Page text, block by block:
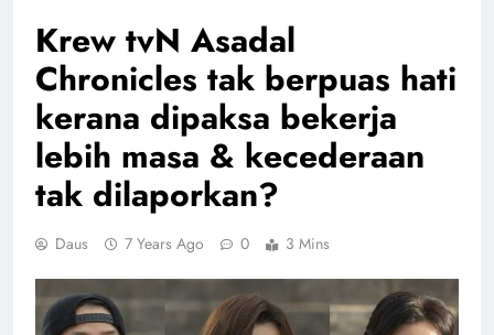
Krew tvN Asadal
Chronicles tak berpuas hati
kerana dipaksa bekerja
lebih masa & kecederaan
tak dilaporkan?
Daus 7 Years Ago 0 3 Mins